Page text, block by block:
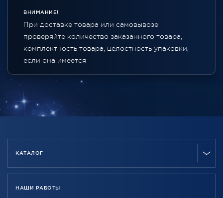
ВНИМАНИЕ!
При доставке товара или самовывозе
проверяйте количество заказанного товара,
комплектность товара, целостность упаковки,
если она имеется
КАТАЛОГ
НАШИ РАБОТЫ